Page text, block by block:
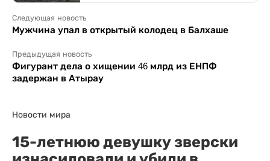
Следующая новость
Мужчина упал в открытый колодец в Балхаше
Предыдущая новость
Фигурант дела о хищении 46 млрд из ЕНПФ
задержан в Атырау
Новости мира
15-летнюю девушку зверски